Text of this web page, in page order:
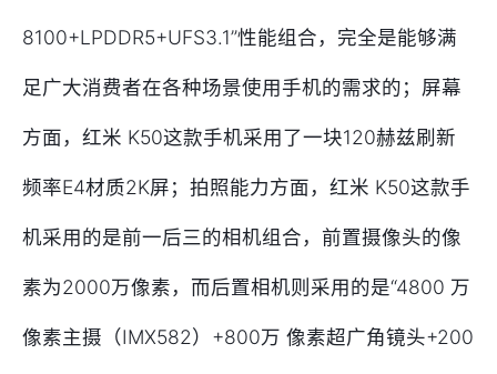
8100+LPDDR5+UFS3.1”性能组合，完全是能够满
足广大消费者在各种场景使用手机的需求的；屏幕
方面，红米 K50这款手机采用了一块120赫兹刷新
频率E4材质2K屏；拍照能力方面，红米 K50这款手
机采用的是前一后三的相机组合，前置摄像头的像
素为2000万像素，而后置相机则采用的是“4800 万
像素主摄（IMX582）+800万 像素超广角镜头+200